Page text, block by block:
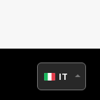
IT